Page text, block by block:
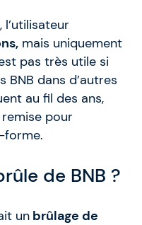
l’utilisateur
mais uniquement
pas très utile si
BNB dans d’autres
au fil des ans,
pour
forme.
de BNB ?
un brûlage de